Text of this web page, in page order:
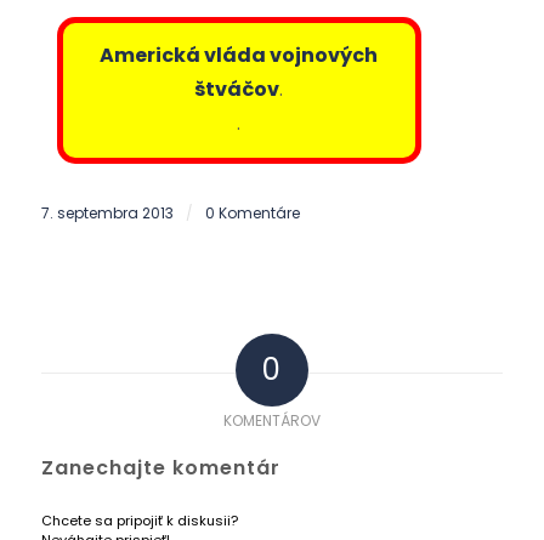
Americká vláda vojnových
štváčov.
.
7. septembra 2013 / 0 Komentáre
0
KOMENTÁROV
Zanechajte komentár
Chcete sa pripojiť k diskusii?